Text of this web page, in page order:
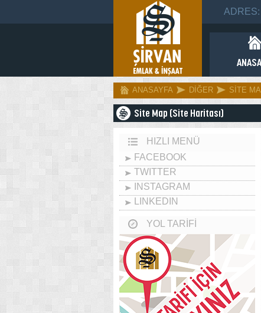
ADRES:
ANASAYFA DİĞER SİTE
Site Map (Site Haritası)
HIZLI MENÜ
FACEBOOK
TWITTER
INSTAGRAM
LINKEDIN
YOL TARİFİ